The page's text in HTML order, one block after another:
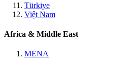
Türkiye
Việt Nam
Africa & Middle East
MENA